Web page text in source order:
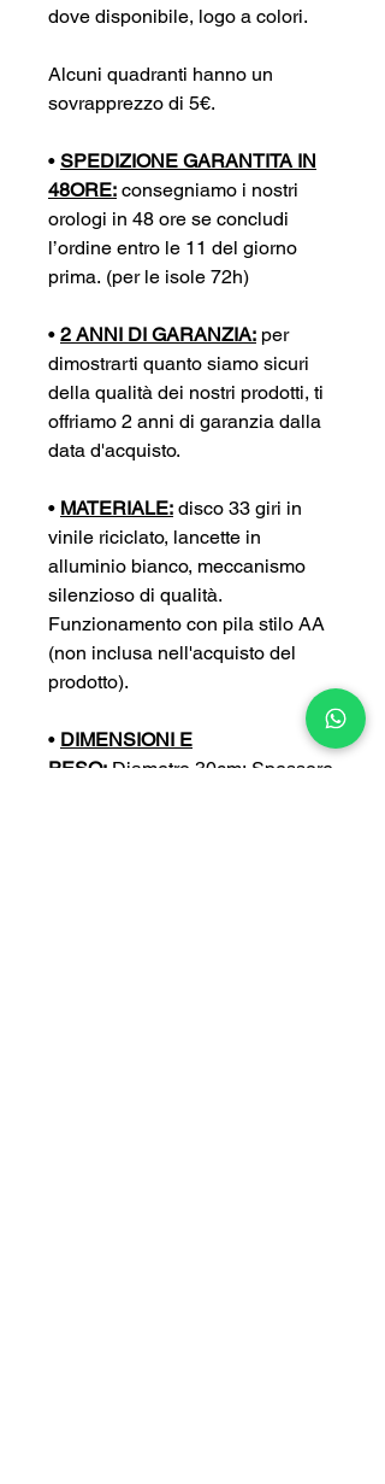
dove disponibile, logo a colori.
Alcuni quadranti hanno un
sovrapprezzo di 5€.
• SPEDIZIONE GARANTITA IN
48ORE: consegniamo i nostri
orologi in 48 ore se concludi
l’ordine entro le 11 del giorno
prima. (per le isole 72h)
• 2 ANNI DI GARANZIA: per
dimostrarti quanto siamo sicuri
della qualità dei nostri prodotti, ti
offriamo 2 anni di garanzia dalla
data d'acquisto.
• MATERIALE: disco 33 giri in
vinile riciclato, lancette in
alluminio bianco, meccanismo
silenzioso di qualità.
Funzionamento con pila stilo AA
(non inclusa nell'acquisto del
prodotto).
• DIMENSIONI E
PESO: Diametro 30cm; Spessore